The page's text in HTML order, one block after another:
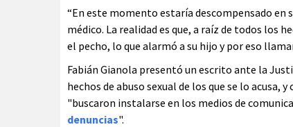
“En este momento estaría descompensado en
médico. La realidad es que, a raíz de todos los
el pecho, lo que alarmó a su hijo y por eso
Fabián Gianola presentó un escrito ante la
hechos de abuso sexual de los que se lo acusa,
"buscaron instalarse en los medios de
denuncias".